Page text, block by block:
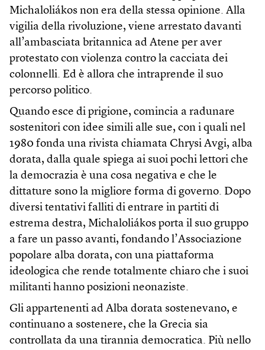
Michaloliákos non era della stessa opinione. Alla
vigilia della rivoluzione, viene arrestato davanti
all’ambasciata britannica ad Atene per aver
protestato con violenza contro la cacciata dei
colonnelli. Ed è allora che intraprende il suo
percorso politico.
Quando esce di prigione, comincia a radunare
sostenitori con idee simili alle sue, con i quali nel
1980 fonda una rivista chiamata Chrysi Avgi, alba
dorata, dalla quale spiega ai suoi pochi lettori che
la democrazia è una cosa negativa e che le
dittature sono la migliore forma di governo. Dopo
diversi tentativi falliti di entrare in partiti di
estrema destra, Michaloliákos porta il suo gruppo
a fare un passo avanti, fondando l’Associazione
popolare alba dorata, con una piattaforma
ideologica che rende totalmente chiaro che i suoi
militanti hanno posizioni neonaziste.
Gli appartenenti ad Alba dorata sostenevano, e
continuano a sostenere, che la Grecia sia
controllata da una tirannia democratica. Più nello